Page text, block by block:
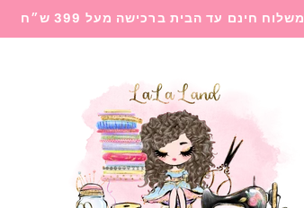
משלוח חינם עד הבית ברכישה מעל 399 ש״ח